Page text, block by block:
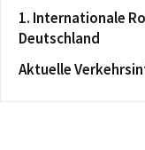
1. Internationale
Deutschland
Aktuelle